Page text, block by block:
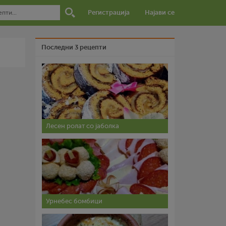
Регистрација Најави се
Последни 3 рецепти
Лесен ролат со јаболка
Урнебес бомбици